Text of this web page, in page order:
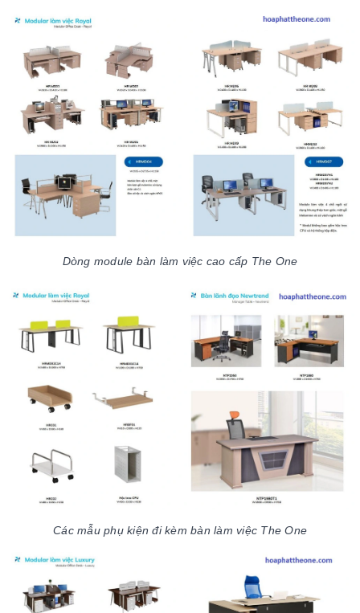
Dòng module bàn làm việc cao cấp The One
Các mẫu phụ kiện đi kèm bàn làm việc The One